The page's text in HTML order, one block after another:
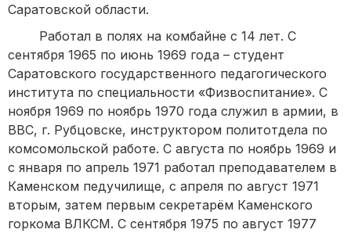
Саратовской области.
Работал в полях на комбайне с 14 лет. С
сентября 1965 по июнь 1969 года – студент
Саратовского государственного педагогического
института по специальности «Физвоспитание». С
ноября 1969 по ноябрь 1970 года служил в армии, в
ВВС, г. Рубцовске, инструктором политотдела по
комсомольской работе. С августа по ноябрь 1969 и
с января по апрель 1971 работал преподавателем в
Каменском педучилище, с апреля по август 1971
вторым, затем первым секретарём Каменского
горкома ВЛКСМ. С сентября 1975 по август 1977